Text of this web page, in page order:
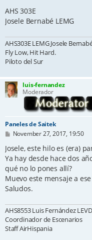
AHS 303E
Josele Bernabé LEMG
AHS303E LEMG Josele
Fly Low, Hit Hard.
Piloto del Sur
luis-fernandez
Moderador
Paneles de Saitek
P
s
November 27, 2017, 19:50
Josele, este hilo es (era)
Ya hay desde hace dos
qué no lo pones allí?
Muevo este mensaje a ese
Saludos.
AHS8553 Luis Fernández LEVD
Coordinador de Escenarios
Staff AirHispania